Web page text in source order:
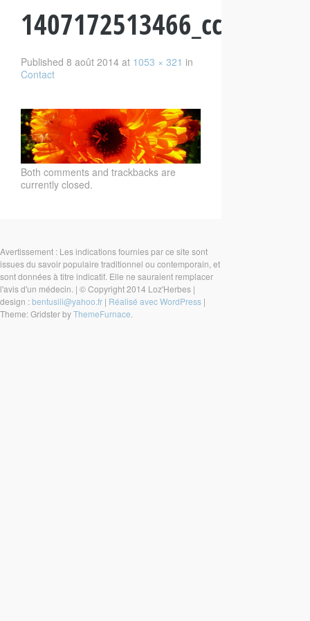
1407172513466_cc
Published 8 août 2014 at 1053 × 321 in
Contact
Both comments and trackbacks are
currently closed.
Avertissement : Les indications fournies par ce site sont
issues du savoir populaire traditionnel ou contemporain, et
sont données à titre indicatif. Elle ne sauraient remplacer
l'avis d'un médecin. | © Copyright 2014 Loz'Herbes |
design :bentusiii@yahoo.fr | Réalisé avec WordPress |
Theme: Gridster byThemeFurnace